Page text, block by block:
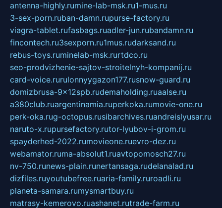
antenna-highly.rumine-lab-msk.ru1-mus.ru
3-sex-porn.ruban-damn.rupurse-factory.ru
viagra-tablet.rufasbags.ruadler-jun.rubandamn.ru
fincontech.ru3sexporn.ru1mus.rudarksand.ru
rebus-toys.ruminelab-msk.rurtdco.ru
seo-prodvizhenie-sajtov-stroitelnyh-kompanij.ru
card-voice.rurulonnyygazon177.rusnow-guard.ru
domizbrusa-9x12spb.rudemaholding.ruaalse.ru
a380club.ruargentinamia.ruperkoka.rumovie-one.ru
perk-oka.rug-octopus.rusibarchives.ruandreislyusar.ru
naruto-x.rupursefactory.rutor-lyubov-i-grom.ru
spayderhed-2022.rumovieone.ruevro-dez.ru
webamator.ruma-absolut1.ruavtopomosch27.ru
nv-750.runews-plain.runertansaga.rudelanalad.ru
dizfiles.ruyoutubefree.ruaria-family.ruroadli.ru
planeta-samara.rumysmartbuy.ru
matrasy-kemerovo.ruashanet.rutrade-farm.ru